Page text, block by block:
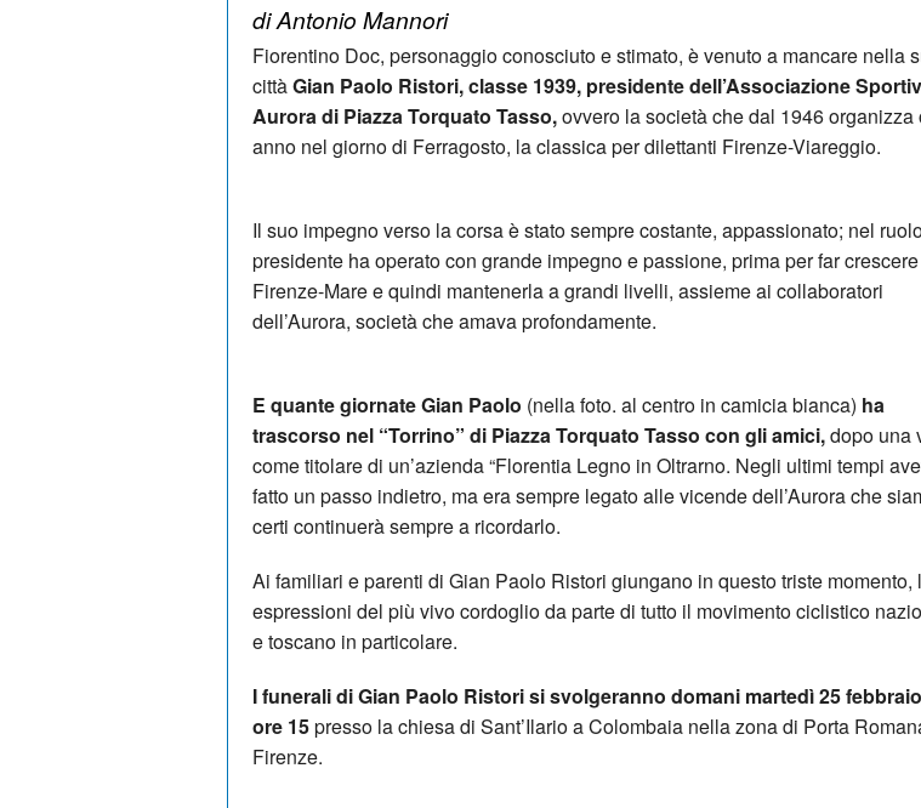
di Antonio Mannori
Fiorentino Doc, personaggio conosciuto e stimato, è venuto a mancare nella
cittàGian Paolo Ristori, classe 1939, presidente dell’Associazione
Aurora di Piazza Torquato Tasso,ovvero la società che dal 1946 organizza
anno nel giorno di Ferragosto, la classica per dilettanti Firenze-Viareggio.
Il suo impegno verso la corsa è stato sempre costante, appassionato; nel
presidente ha operato con grande impegno e passione, prima per far
Firenze-Mare e quindi mantenerla a grandi livelli, assieme ai collaboratori
dell’Aurora, società che amava profondamente.
E quante giornate Gian Paolo (nella foto. al centro in camicia bianca) ha
trascorso nel “Torrino” di Piazza Torquato Tasso con gli amici,dopo una
come titolare di un’azienda “Florentia Legno in Oltrarno. Negli ultimi tempi
fatto un passo indietro, ma era sempre legato alle vicende dell’Aurora che
certi continuerà sempre a ricordarlo.
Ai familiari e parenti di Gian Paolo Ristori giungano in questo triste momento,
espressioni del più vivo cordoglio da parte di tutto il movimento ciclistico
e toscano in particolare.
I funerali di Gian Paolo Ristori si svolgeranno domani martedì 25
ore 15presso la chiesa di Sant’Ilario a Colombaia nella zona di Porta
Firenze.